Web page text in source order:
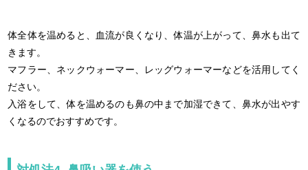
体全体を温めると、血流が良くなり、体温が上がって、鼻水も出て
きます。
マフラー、ネックウォーマー、レッグウォーマーなどを活用してく
ださい。
入浴をして、体を温めるのも鼻の中まで加湿できて、鼻水が出やす
くなるのでおすすめです。